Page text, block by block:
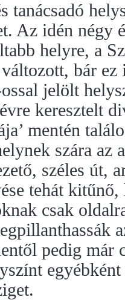
tanácsadó
Az idén négy
helyre, a
bár ez
jelölt
keresztelt
mentén
szára az
széles út,
tehát kitűnő,
csak
pedig már